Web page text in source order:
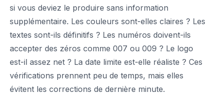
si vous deviez le produire sans information
supplémentaire. Les couleurs sont-elles claires ? Les
textes sont-ils définitifs ? Les numéros doivent-ils
accepter des zéros comme 007 ou 009 ? Le logo
est-il assez net ? La date limite est-elle réaliste ? Ces
vérifications prennent peu de temps, mais elles
évitent les corrections de dernière minute.